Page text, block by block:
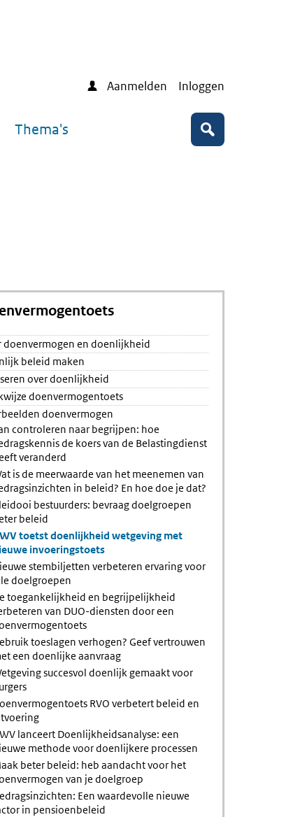
Aanmelden Inloggen
Thema's Zoeken
doenvermogen en doenlijkheid
beleid maken
over doenlijkheid
doenvermogentoets
doenvermogen
controleren naar begrijpen: hoe
de koers van de Belastingdienst
veranderd
is de meerwaarde van het meenemen van
in beleid? En hoe doe je dat?
bestuurders: bevraag doelgroepen
beleid
toetst doenlijkheid wetgeving met
invoeringstoets
stembiljetten verbeteren ervaring voor
doelgroepen
toegankelijkheid en begrijpelijkheid
van DUO-diensten door een
toeslagen verhogen? Geef vertrouwen
een doenlijke aanvraag
succesvol doenlijk gemaakt voor
RVO verbetert beleid en
lanceert Doenlijkheidsanalyse: een
methode voor doenlijkere processen
beter beleid: heb aandacht voor het
van je doelgroep
Een waardevolle nieuwe
in pensioenbeleid